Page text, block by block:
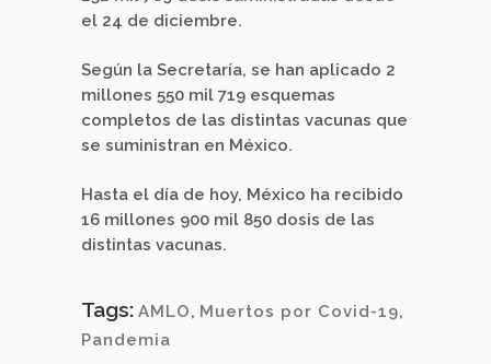
el 24 de diciembre.
Según la Secretaría, se han aplicado 2
millones 550 mil 719 esquemas
completos de las distintas vacunas que
se suministran en México.
Hasta el día de hoy, México ha recibido
16 millones 900 mil 850 dosis de las
distintas vacunas.
Tags: AMLO, Muertos por Covid-19,
Pandemia